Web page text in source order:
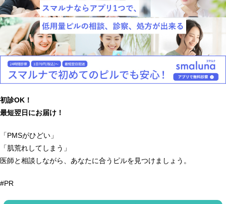
初診OK！
最短翌日にお届け！
「PMSがひどい」
「肌荒れしてしまう」
医師と相談しながら、あなたに合うピルを見つけましょう。
#PR